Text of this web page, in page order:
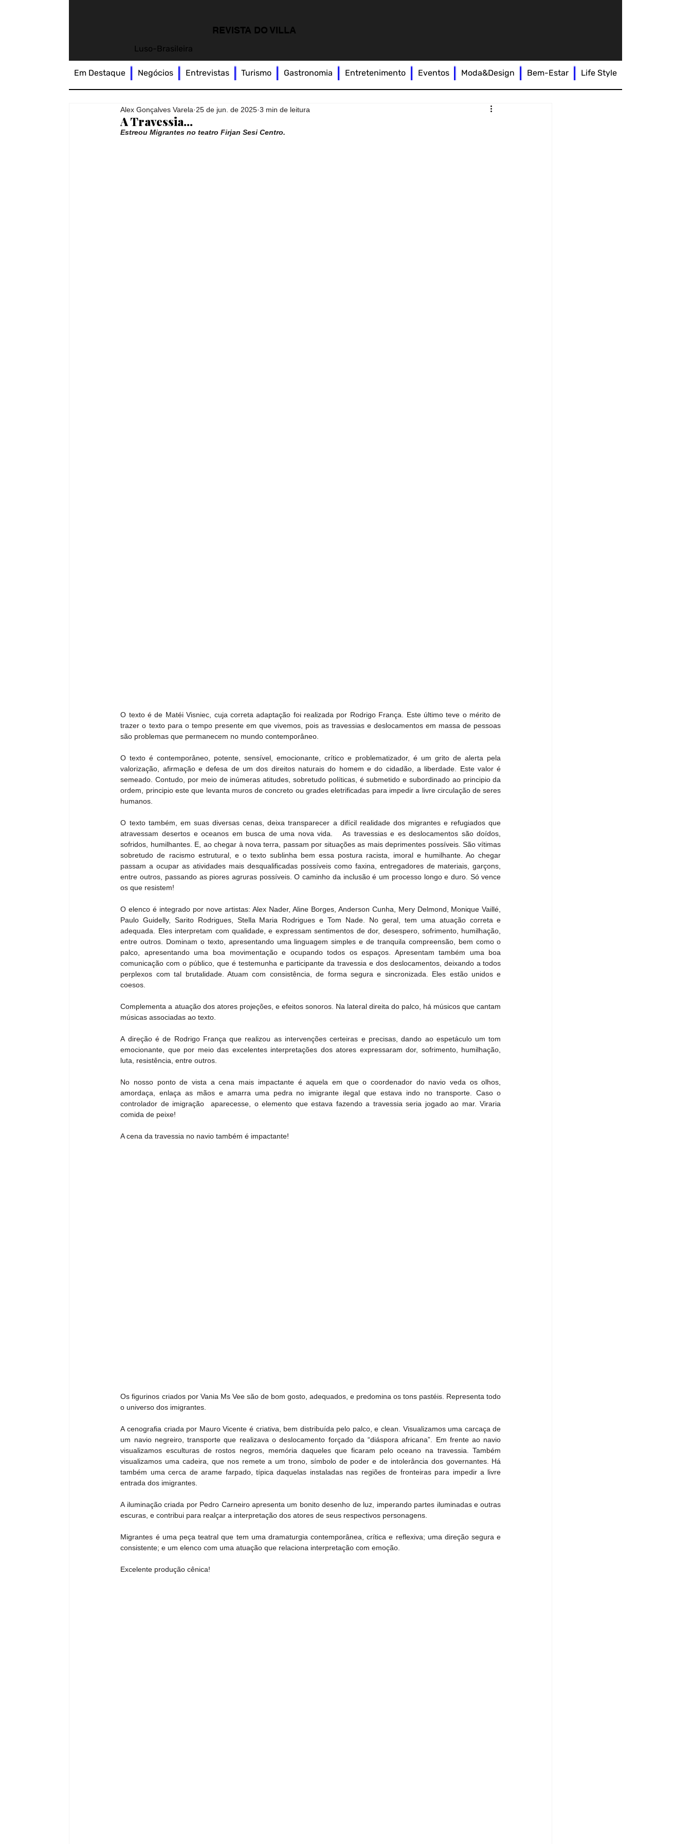
REVISTA DO VILLA
Luso-Brasileira
A Travessia…
Alex Gonçalves Varela 25 de jun. de 2025 3 min de leitura
Estreou Migrantes no teatro Firjan Sesi Centro.
O texto é de Matéi Visniec, cuja correta adaptação foi realizada por Rodrigo França. Este último teve o mérito de
trazer o texto para o tempo presente em que vivemos, pois as travessias e deslocamentos em massa de pessoas
são problemas que permanecem no mundo contemporâneo.
O texto é contemporâneo, potente, sensível, emocionante, crítico e problematizador, é um grito de alerta pela
valorização, afirmação e defesa de um dos direitos naturais do homem e do cidadão, a liberdade. Este valor é
semeado. Contudo, por meio de inúmeras atitudes, sobretudo políticas, é submetido e subordinado ao principio da
ordem, principio este que levanta muros de concreto ou grades eletrificadas para impedir a livre circulação de seres
humanos.
O texto também, em suas diversas cenas, deixa transparecer a difícil realidade dos migrantes e refugiados que
atravessam desertos e oceanos em busca de uma nova vida.   As travessias e es deslocamentos são doídos,
sofridos, humilhantes. E, ao chegar à nova terra, passam por situações as mais deprimentes possíveis. São vítimas
sobretudo de racismo estrutural, e o texto sublinha bem essa postura racista, imoral e humilhante. Ao chegar
passam a ocupar as atividades mais desqualificadas possíveis como faxina, entregadores de materiais, garçons,
entre outros, passando as piores agruras possíveis. O caminho da inclusão é um processo longo e duro. Só vence
os que resistem!
O elenco é integrado por nove artistas: Alex Nader, Aline Borges, Anderson Cunha, Mery Delmond, Monique Vaillé,
Paulo Guidelly, Sarito Rodrigues, Stella Maria Rodrigues e Tom Nade. No geral, tem uma atuação correta e
adequada. Eles interpretam com qualidade, e expressam sentimentos de dor, desespero, sofrimento, humilhação,
entre outros. Dominam o texto, apresentando uma linguagem simples e de tranquila compreensão, bem como o
palco, apresentando uma boa movimentação e ocupando todos os espaços. Apresentam também uma boa
comunicação com o público, que é testemunha e participante da travessia e dos deslocamentos, deixando a todos
perplexos com tal brutalidade. Atuam com consistência, de forma segura e sincronizada. Eles estão unidos e
coesos.
Complementa a atuação dos atores projeções, e efeitos sonoros. Na lateral direita do palco, há músicos que cantam
músicas associadas ao texto.
A direção é de Rodrigo França que realizou as intervenções certeiras e precisas, dando ao espetáculo um tom
emocionante, que por meio das excelentes interpretações dos atores expressaram dor, sofrimento, humilhação,
luta, resistência, entre outros.
No nosso ponto de vista a cena mais impactante é aquela em que o coordenador do navio veda os olhos,
amordaça, enlaça as mãos e amarra uma pedra no imigrante ilegal que estava indo no transporte. Caso o
controlador de imigração  aparecesse, o elemento que estava fazendo a travessia seria jogado ao mar. Viraria
comida de peixe!
A cena da travessia no navio também é impactante!
Os figurinos criados por Vania Ms Vee são de bom gosto, adequados, e predomina os tons pastéis. Representa todo
o universo dos imigrantes.
A cenografia criada por Mauro Vicente é criativa, bem distribuída pelo palco, e clean. Visualizamos uma carcaça de
um navio negreiro, transporte que realizava o deslocamento forçado da “diáspora africana”. Em frente ao navio
visualizamos esculturas de rostos negros, memória daqueles que ficaram pelo oceano na travessia. Também
visualizamos uma cadeira, que nos remete a um trono, símbolo de poder e de intolerância dos governantes. Há
também uma cerca de arame farpado, típica daquelas instaladas nas regiões de fronteiras para impedir a livre
entrada dos imigrantes.
A iluminação criada por Pedro Carneiro apresenta um bonito desenho de luz, imperando partes iluminadas e outras
escuras, e contribui para realçar a interpretação dos atores de seus respectivos personagens.
Migrantes é uma peça teatral que tem uma dramaturgia contemporânea, crítica e reflexiva; uma direção segura e
consistente; e um elenco com uma atuação que relaciona interpretação com emoção.
Excelente produção cênica!
Em Destaque Negócios Entrevistas Turismo Gastronomia Entretenimento Eventos Moda&Design Bem-Estar Life Style